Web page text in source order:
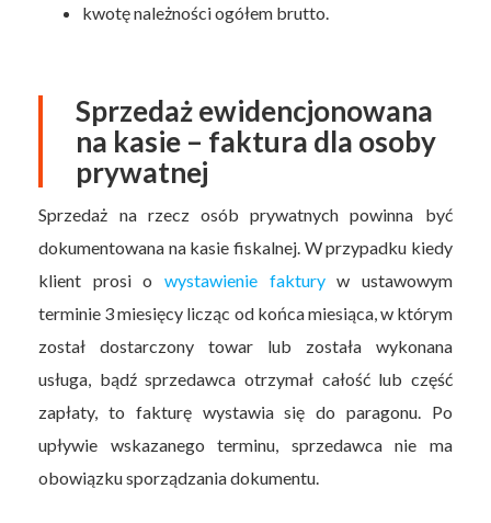
kwotę należności ogółem brutto.
Sprzedaż ewidencjonowana
na kasie – faktura dla osoby
prywatnej
Sprzedaż na rzecz osób prywatnych powinna być
dokumentowana na kasie fiskalnej. W przypadku kiedy
klient prosi o wystawienie fakturyw ustawowym
terminie 3 miesięcy licząc od końca miesiąca, w którym
został dostarczony towar lub została wykonana
usługa, bądź sprzedawca otrzymał całość lub część
zapłaty, to fakturę wystawia się do paragonu. Po
upływie wskazanego terminu, sprzedawca nie ma
obowiązku sporządzania dokumentu.